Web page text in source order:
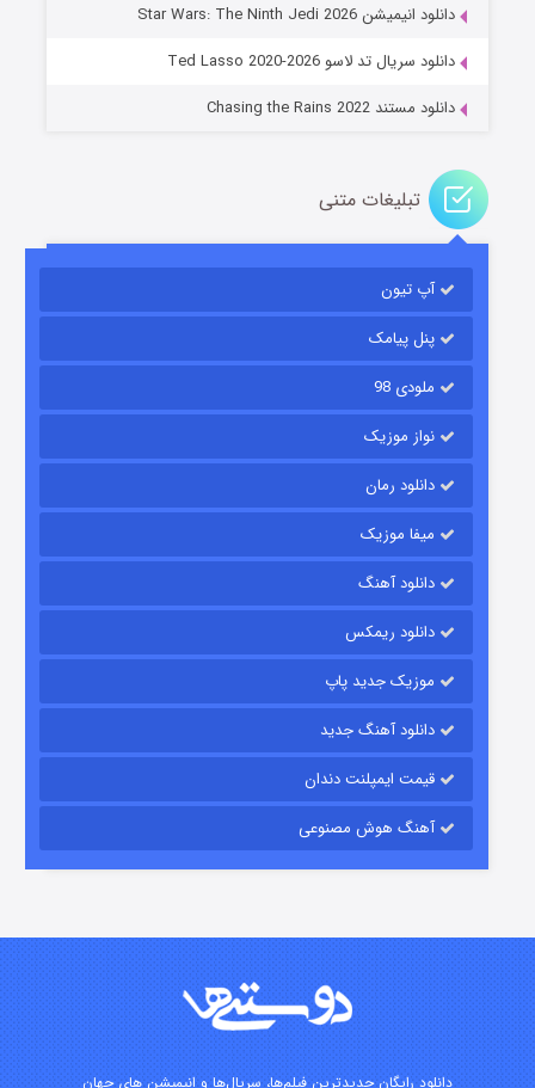
قسمت ۱۴ (زیرنویس) منتشر شد
قسمت
قسمت۲ (دوبله) منتشر شد
دانلود انیمیشن Star Wars: The Ninth Jedi 2026
دانلود سریال تد لاسو Ted Lasso 2020-2026
دانلود مستند Chasing the Rains 2022
تبلیغات متنی
آپ تیون
پنل پیامک
ملودی 98
نواز موزیک
دانلود رمان
میفا موزیک
دانلود آهنگ
دانلود ریمکس
موزیک جدید پاپ
دانلود آهنگ جدید
قیمت ایمپلنت دندان
آهنگ هوش مصنوعی
دانلود رایگان جدیدترین فیلم‌ها، سریال‌ها و انیمیشن های جهان